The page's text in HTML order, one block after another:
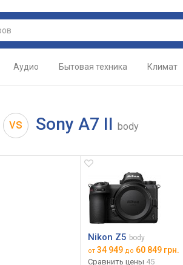
Аудио Бытовая техника Климат
vs Sony A7 II body
Nikon Z5 body
от 34 949 до 60 849 грн.
Сравнить цены 45